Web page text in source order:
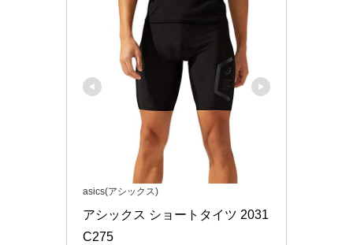
asics(アシックス)
アシックス ショートタイツ 2031
C275